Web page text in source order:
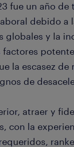
fue un año de
debido a
globales y la
la escasez de
de
atraer y
con la